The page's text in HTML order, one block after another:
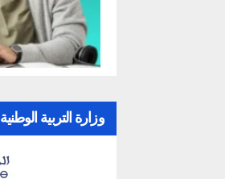
وزارة التربية الوطنية